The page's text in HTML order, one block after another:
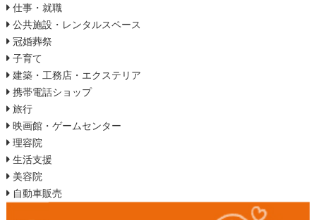
仕事・就職
公共施設・レンタルスペース
冠婚葬祭
子育て
建築・工務店・エクステリア
携帯電話ショップ
旅行
映画館・ゲームセンター
理容院
生活支援
美容院
自動車販売